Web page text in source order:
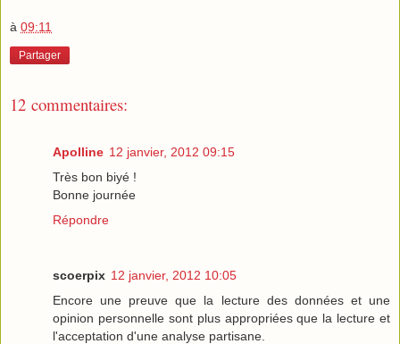
à 09:11
Partager
12 commentaires:
Apolline 12 janvier, 2012 09:15
Très bon biyé !
Bonne journée
Répondre
scoerpix 12 janvier, 2012 10:05
Encore une preuve que la lecture des données et une
opinion personnelle sont plus appropriées que la lecture et
l'acceptation d'une analyse partisane.